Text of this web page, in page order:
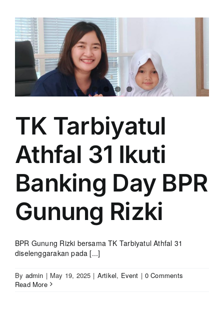
TK Tarbiyatul
Athfal 31 Ikuti
Banking Day BPR
Gunung Rizki
BPR Gunung Rizki bersama TK Tarbiyatul Athfal 31
diselenggarakan pada [...]
By admin | May 19, 2025 | Artikel, Event | 0 Comments
Read More